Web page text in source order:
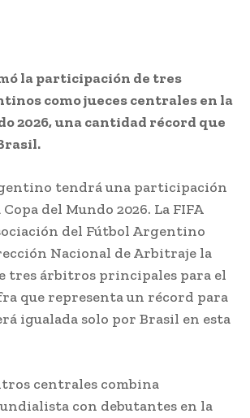
la participación de tres
como jueces centrales en la
2026, una cantidad récord que
tendrá una participación
del Mundo 2026. La FIFA
del Fútbol Argentino
Nacional de Arbitraje la
tres árbitros principales para el
que representa un récord para
igualada solo por Brasil en esta
centrales combina
con debutantes en la